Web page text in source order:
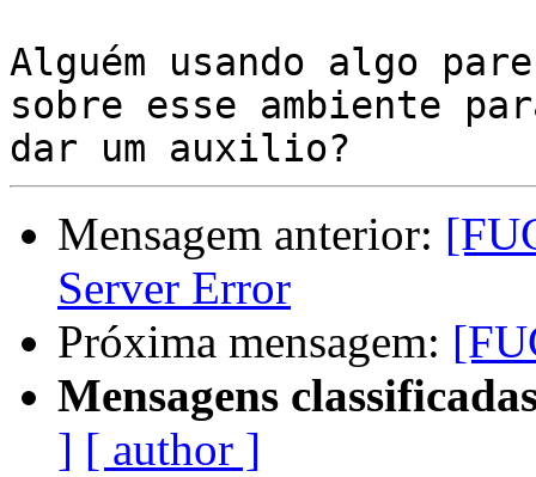
Alguém usando algo
sobre esse ambiente
Mensagem anterior:
Server Error
Próxima mensagem:
Mensagens
] [ author ]